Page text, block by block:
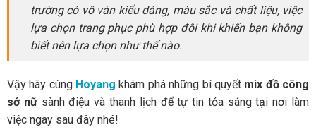
trường có vô vàn kiểu dáng, màu sắc và chất liệu, việc
lựa chọn trang phục phù hợp đôi khi khiến bạn không
biết nên lựa chọn như thế nào.
Vậy hãy cùng Hoyangkhám phá những bí quyết mix đồ công
sở nữ sành điệu và thanh lịch để tự tin tỏa sáng tại nơi làm
việc ngay sau đây nhé!